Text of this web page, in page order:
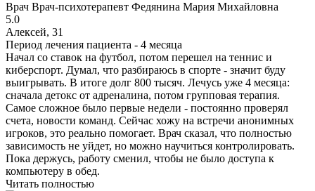
Врач Врач-психотерапевт Федянина Мария Михайловна
5.0
Алексей, 31
Период лечения пациента - 4 месяца
Начал со ставок на футбол, потом перешел на теннис и
киберспорт. Думал, что разбираюсь в спорте - значит буду
выигрывать. В итоге долг 800 тысяч. Лечусь уже 4 месяца:
сначала детокс от адреналина, потом групповая терапия.
Самое сложное было первые недели - постоянно проверял
счета, новости команд. Сейчас хожу на встречи анонимных
игроков, это реально помогает. Врач сказал, что полностью
зависимость не уйдет, но можно научиться контролировать.
Пока держусь, работу сменил, чтобы не было доступа к
компьютеру в обед.
Читать полностью